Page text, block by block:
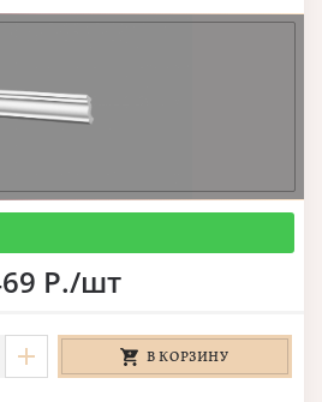
Р./шт
В КОРЗИНУ